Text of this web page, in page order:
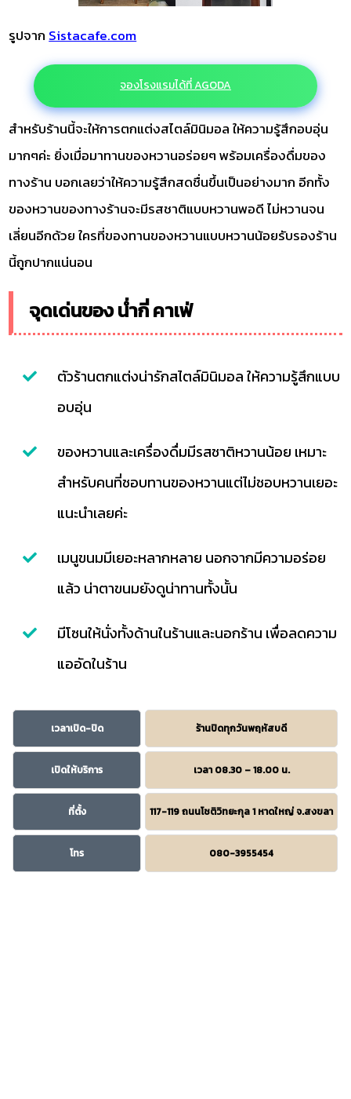
รูปจาก Sistacafe.com
จองโรงแรมได้ที่ AGODA
สำหรับร้านนี้จะให้การตกแต่งสไตล์มินิมอล ให้ความรู้สึกอบอุ่น
มากๆค่ะ ยิ่งเมื่อมาทานของหวานอร่อยๆ พร้อมเครื่องดื่มของ
ทางร้าน บอกเลยว่าให้ความรู้สึกสดชื่นขึ้นเป็นอย่างมาก อีกทั้ง
ของหวานของทางร้านจะมีรสชาติแบบหวานพอดี ไม่หวานจน
เลี่ยนอีกด้วย ใครที่ของทานของหวานแบบหวานน้อยรับรองร้าน
นี้ถูกปากแน่นอน
จุดเด่นของ น่ำกี่ คาเฟ่
ตัวร้านตกแต่งน่ารักสไตล์มินิมอล ให้ความรู้สึกแบบ
อบอุ่น
ของหวานและเครื่องดื่มมีรสชาติหวานน้อย เหมาะ
สำหรับคนที่ชอบทานของหวานแต่ไม่ชอบหวานเยอะ
แนะนำเลยค่ะ
เมนูขนมมีเยอะหลากหลาย นอกจากมีความอร่อย
แล้ว น่าตาขนมยังดูน่าทานทั้งนั้น
มีโซนให้นั่งทั้งด้านในร้านและนอกร้าน เพื่อลดความ
แออัดในร้าน
เวลาเปิด-ปิด ร้านปิดทุกวันพฤหัสบดี
เปิดให้บริการ เวลา 08.30 – 18.00 น.
ที่ตั้ง 117-119 ถนนโชติวิทยะกุล 1 หาดใหญ่ จ.สงขลา
โทร 080-3955454